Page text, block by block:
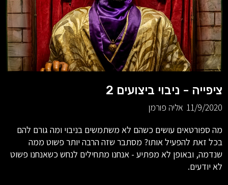
ציפייה - ניבוי ביצועים 2
11/9/2020 אליה פורמן
מה ספורטאים עושים כשהם לא משתמשים בניבוי ומה גורם להם
בכל זאת להפעיל אותו? מסתבר שזה הרבה יותר פשוט ממה
שנדמה, ובאופן לא מפתיע - אנחנו מתחילים לנחש כשאנחנו פשוט
לא יודעים.